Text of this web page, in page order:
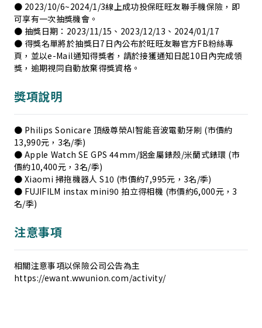
● 2023/10/6~2024/1/3線上成功投保旺旺友聯手機保險，即
可享有一次抽獎機會。
● 抽獎日期：2023/11/15、2023/12/13、2024/01/17
● 得獎名單將於抽獎日7日內公布於旺旺友聯官方FB粉絲專
頁 ，並以e-Mail通知得獎者，請於接獲通知日起10日內完成領
獎，逾期視同自動放棄得獎資格。
獎項說明
● Philips Sonicare 頂級尊榮AI智能音波電動牙刷 (市價約
13,990元，3名/季)
● Apple Watch SE GPS 44mm/鋁金屬錶殼/米蘭式錶環 (市
價約10,400元，3名/季)
● Xiaomi 掃拖機器人 S10 (市價約7,995元，3名/季)
● FUJIFILM instax mini90 拍立得相機 (市價約6,000元，3
名/季)
注意事項
相關注意事項以保險公司公告為主
https://ewant.wwunion.com/activity/